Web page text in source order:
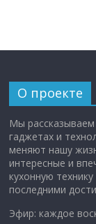
О проекте
Мы
гаджетах и
меняют нашу
интересные и
кухонную
последними
Эфир: каждое